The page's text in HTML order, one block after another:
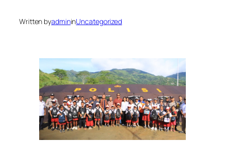
Written byadmininUncategorized